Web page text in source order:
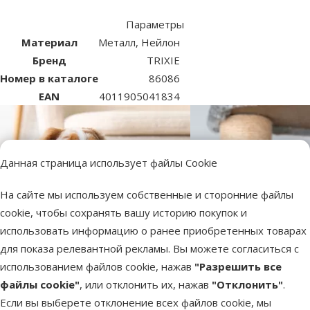
Данная страница использует файлы Cookie
На сайте мы используем собственные и сторонние файлы
cookie, чтобы сохранять вашу историю покупок и
использовать информацию о ранее приобретенных товарах
для показа релевантной рекламы. Вы можете согласиться с
использованием файлов cookie, нажав "Разрешить все
файлы cookie", или отклонить их, нажав "Отклонить".
Если вы выберете отклонение всех файлов cookie, мы
Параметры
Материал
Металл, Нейлон
Бренд
TRIXIE
Номер в каталоге
86086
EAN
4011905041834